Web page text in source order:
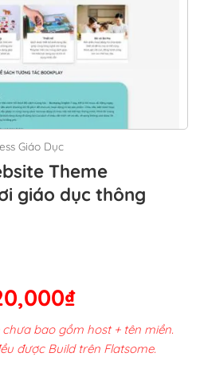
Giáo Dục
Theme
giáo dục thông
₫Giá
hiện
tại
bao gồm host + tên miền.
được Build trên Flatsome.